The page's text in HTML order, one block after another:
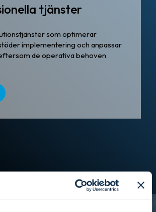
tjänster
som optimerar
implementering och anpassar
de operativa behoven